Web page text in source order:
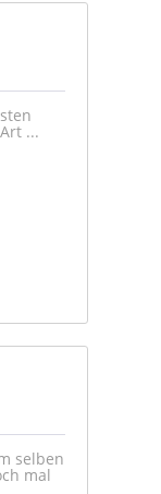
...
selben
mal